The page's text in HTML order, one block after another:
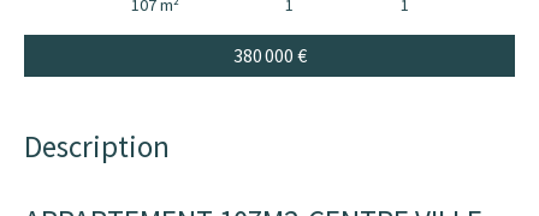
107 m² 1 1
380 000 €
Description